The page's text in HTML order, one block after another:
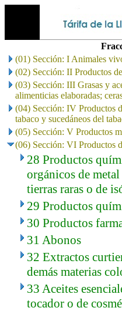
(01) Sección: I Animales
(02) Sección: II Productos
(03) Sección: III Grasas y
alimenticias elaboradas;
(04) Sección: IV Productos
tabaco y sucedáneos del
(05) Sección: V Productos
(06) Sección: VI Productos
28 Productos
orgánicos de
tierras raras o de
29 Productos
30 Productos
31 Abonos
32 Extractos
demás materias
33 Aceites
tocador o de